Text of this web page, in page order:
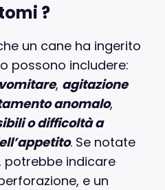
?
un cane ha ingerito
possono includere:
, agitazione
anomalo,
o difficoltà a
. Se notate
potrebbe indicare
e un